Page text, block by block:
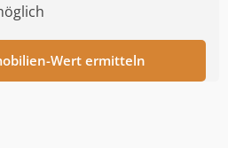
Wert ermitteln